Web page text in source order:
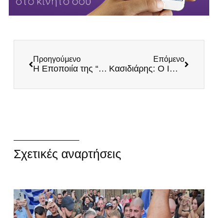
Προηγούμενο
Η Εποποιία της “Γραμμής Μεταξά” – Το Δεύτερο Μεγάλο “ΟΧΙ” των Ελλήνων
Επόμενο
Κασιδιάρης: Ο Ιωάννης Μεταξάς είναι ο Ηγέτης του ΟΧΙ και των Μεγάλων Εθνικών Κατακτήσεων
Σχετικές αναρτήσεις